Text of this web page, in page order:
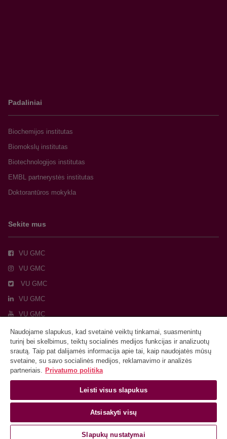
Padaliniai
Biochemijos institutas
Biomokslų institutas
Biotechnologijos institutas
EMBL partnerystės institutas
Doktorantūros mokykla
Sekite mus
VU GMC
VU GMC
VU GMC
VU GMC
VU GMC
GMC BChI
Ⓒ2026 Vilniaus universitetas
Tinklalapio administratorius
VU privatumo politika
Naudojame slapukus, kad svetainė veiktų tinkamai, suasmenintų
turinį bei skelbimus, teiktų socialinės medijos funkcijas ir analizuotų
srautą. Taip pat dalijamės informacija apie tai, kaip naudojatės mūsų
svetaine, su savo socialinės medijos, reklamavimo ir analizės
partneriais. Privatumo politika
Leisti visus slapukus
Atsisakyti visų
Slapukų nustatymai